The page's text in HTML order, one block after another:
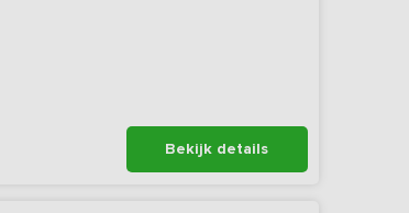
Bekijk details